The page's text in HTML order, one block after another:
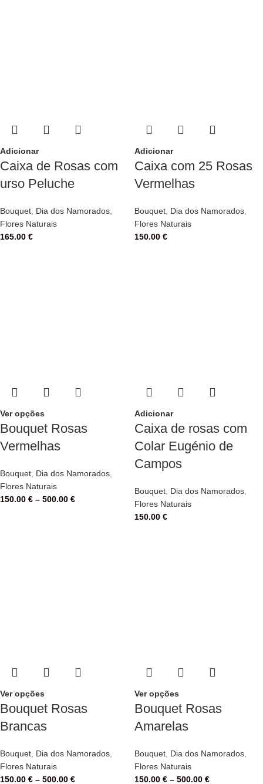
Adicionar
Caixa de Rosas com
urso Peluche
Bouquet Dia dos Namorados
Flores Naturais
165.00 €
Adicionar
Caixa com 25 Rosas
Vermelhas
Bouquet Dia dos Namorados
Flores Naturais
150.00 €
Ver opções
Bouquet Rosas
Vermelhas
Bouquet Dia dos Namorados
Flores Naturais
150.00 € – 500.00 €
Adicionar
Caixa de rosas com
Colar Eugénio de
Campos
Bouquet Dia dos Namorados
Flores Naturais
150.00 €
Ver opções
Bouquet Rosas
Brancas
Bouquet Dia dos Namorados
Flores Naturais
150.00 € – 500.00 €
Ver opções
Bouquet Rosas
Amarelas
Bouquet Dia dos Namorados
Flores Naturais
150.00 € – 500.00 €